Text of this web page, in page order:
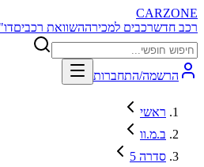
CARZONE
רכב חדשרכבים למכירההשוואת רכבים
הרשמה/התחברות
ראשי
ב.מ.וו
סדרה 5